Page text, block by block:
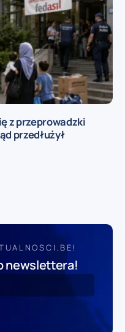
z przeprowadzki
przedłużył
newslettera!